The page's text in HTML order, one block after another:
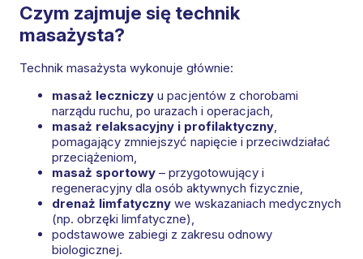
Czym zajmuje się technik
masażysta?
Technik masażysta wykonuje głównie:
masaż leczniczy u pacjentów z chorobami
narządu ruchu, po urazach i operacjach,
masaż relaksacyjny i profilaktyczny,
pomagający zmniejszyć napięcie i przeciwdziałać
przeciążeniom,
masaż sportowy – przygotowujący i
regeneracyjny dla osób aktywnych fizycznie,
drenaż limfatyczny we wskazaniach medycznych
(np. obrzęki limfatyczne),
podstawowe zabiegi z zakresu odnowy
biologicznej.